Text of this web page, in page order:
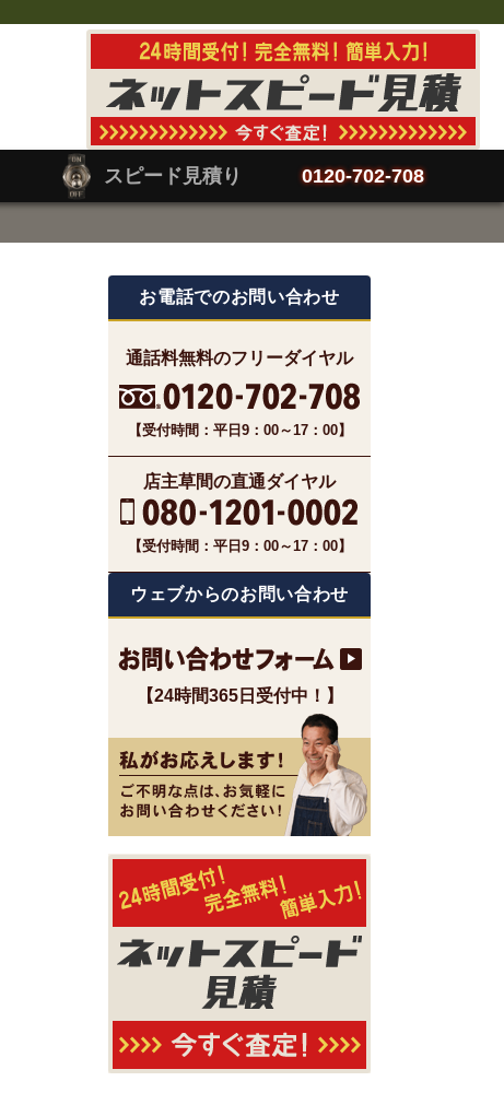
スピード見積り 0120-702-708
お電話でのお問い合わせ
通話料無料のフリーダイヤル
【受付時間：平日9：00～17：00】
店主草間の直通ダイヤル
【受付時間：平日9：00～17：00】
ウェブからのお問い合わせ
【24時間365日受付中！】